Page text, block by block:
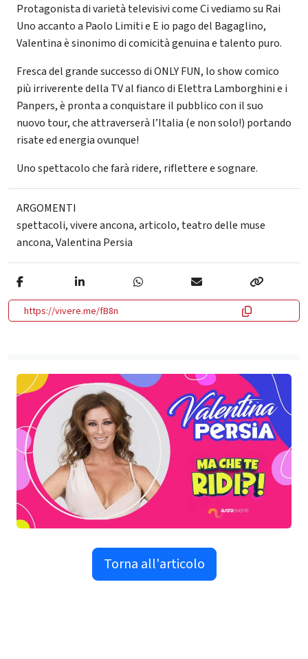
Protagonista di varietà televisivi come Ci vediamo su Rai
Uno accanto a Paolo Limiti e E io pago del Bagaglino,
Valentina è sinonimo di comicità genuina e talento puro.
Fresca del grande successo di ONLY FUN, lo show comico
più irriverente della TV al fianco di Elettra Lamborghini e i
Panpers, è pronta a conquistare il pubblico con il suo
nuovo tour, che attraverserà l’Italia (e non solo!) portando
risate ed energia ovunque!
Uno spettacolo che farà ridere, riflettere e sognare.
ARGOMENTI
spettacoli,vivere ancona,articolo, teatro delle muse
ancona,Valentina Persia
https://vivere.me/fB8n
Torna all'articolo